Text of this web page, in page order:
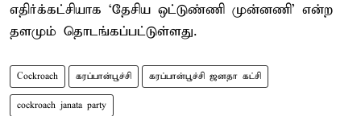
எதிர்க்கட்சியாக ‘தேசிய ஒட்டுண்ணி முன்னணி’ என்ற
தளமும் தொடங்கப்பட்டுள்ளது.
Cockroach கரப்பான்பூச்சி கரப்பான்பூச்சி ஜனதா கட்சி
cockroach janata party